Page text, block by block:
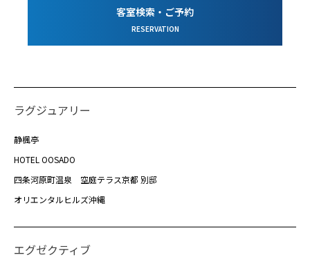
客室検索・ご予約
RESERVATION
ラグジュアリー
静楓亭
HOTEL OOSADO
四条河原町温泉 空庭テラス京都 別邸
オリエンタルヒルズ沖縄
エグゼクティブ